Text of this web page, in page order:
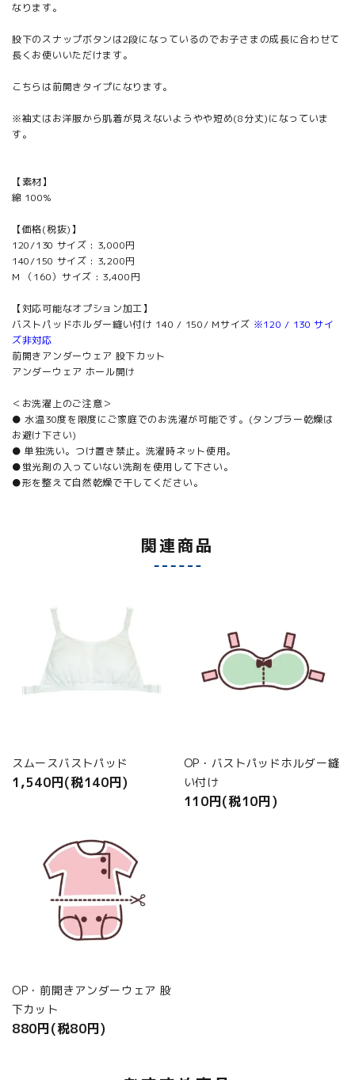
なります。
股下のスナップボタンは2段になっているのでお子さまの成長に合わせて
長くお使いいただけます。
こちらは前開きタイプになります。
※袖丈はお洋服から肌着が見えないようやや短め(8分丈)になっていま
す。
【素材】
綿 100%
【価格(税抜)】
120/130 サイズ : 3,000円
140/150 サイズ : 3,200円
M （160）サイズ : 3,400円
【対応可能なオプション加工】
バストパッドホルダー縫い付け 140 / 150/ Mサイズ ※120 / 130 サイ
ズ非対応
前開きアンダーウェア 股下カット
アンダーウェア ホール開け
＜お洗濯上のご注意＞
● 水温30度を限度にご家庭でのお洗濯が可能です。(タンブラー乾燥は
お避け下さい)
● 単独洗い。つけ置き禁止。洗濯時ネット使用。
●蛍光剤の入っていない洗剤を使用して下さい。
●形を整えて自然乾燥で干してください。
関連商品
スムースバストパッド
1,540円(税140円)
OP・バストパッドホルダー縫
い付け
110円(税10円)
OP・前開きアンダーウェア 股
下カット
880円(税80円)